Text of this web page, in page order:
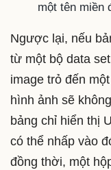
một tên miền
Ngược lại, nếu
từ một bộ data
image trỏ đến
hình ảnh sẽ
bảng chỉ hiển thị
có thể nhấp vào
đồng thời, một